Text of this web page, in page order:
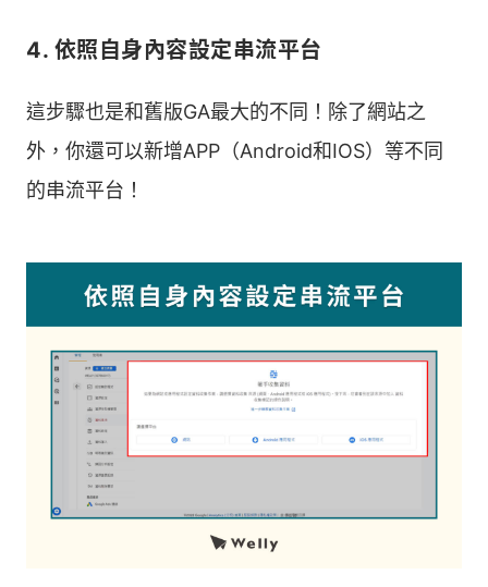
4. 依照自身內容設定串流平台
這步驟也是和舊版GA最大的不同！除了網站之
外，你還可以新增APP（Android和IOS）等不同
的串流平台！